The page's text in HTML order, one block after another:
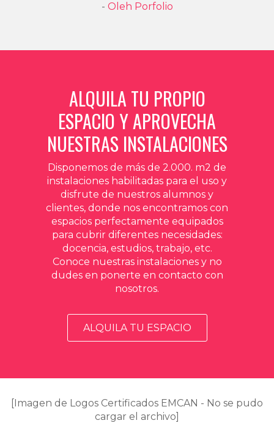
- Oleh Porfolio
ALQUILA TU PROPIO
ESPACIO Y APROVECHA
NUESTRAS INSTALACIONES
Disponemos de más de 2.000. m2 de
instalaciones habilitadas para el uso y
disfrute de nuestros alumnos y
clientes, donde nos encontramos con
espacios perfectamente equipados
para cubrir diferentes necesidades:
docencia, estudios, trabajo, etc.
Conoce nuestras instalaciones y no
dudes en ponerte en contacto con
nosotros.
ALQUILA TU ESPACIO
[Imagen de Logos Certificados EMCAN - No se pudo
cargar el archivo]